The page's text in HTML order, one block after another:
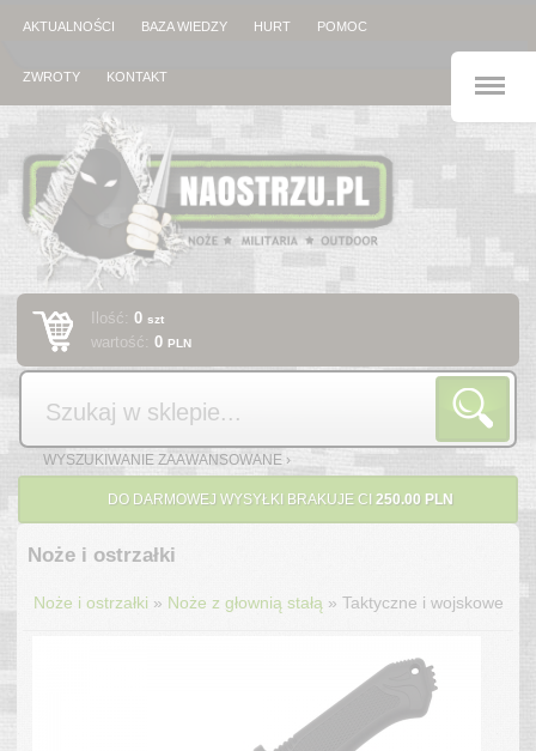
AKTUALNOŚCI BAZA WIEDZY HURT POMOC
ZWROTY KONTAKT
Ilość:0szt
wartość:0PLN
Szukaj
WYSZUKIWANIE ZAAWANSOWANE ›
DO DARMOWEJ WYSYŁKI BRAKUJE CI 250.00 PLN
Noże i ostrzałki
Noże i ostrzałki » Noże z głownią stałą » Taktyczne i wojskowe